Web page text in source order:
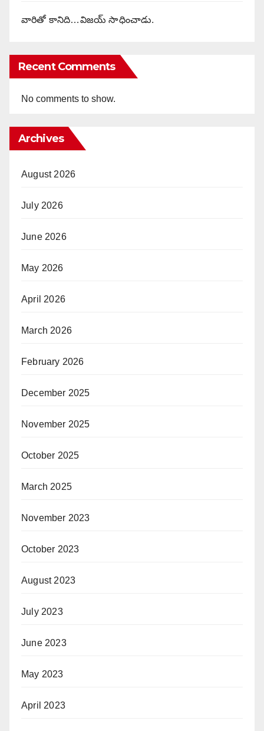
వారితో కానిది…విజయ్ సాధించాడు.
Recent Comments
No comments to show.
Archives
August 2026
July 2026
June 2026
May 2026
April 2026
March 2026
February 2026
December 2025
November 2025
October 2025
March 2025
November 2023
October 2023
August 2023
July 2023
June 2023
May 2023
April 2023